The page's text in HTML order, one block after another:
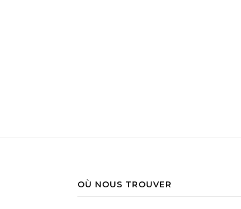
OÙ NOUS TROUVER